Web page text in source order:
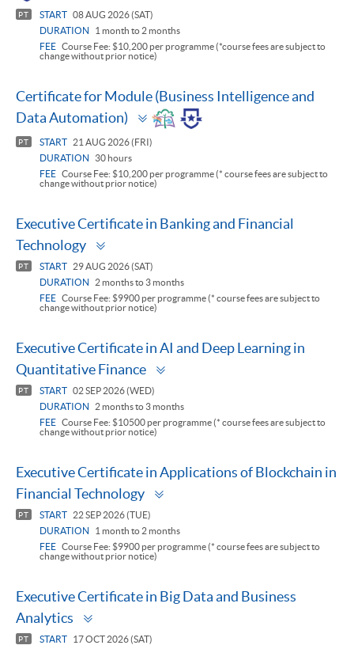
PT START 08 AUG 2026 (SAT)
DURATION
1 month to 2 months
FEE Course Fee: $10,200 per programme (*course fees are subject to
change without prior notice)
Certificate for Module (Business Intelligence and
Data Automation)
Toggle
panel
PT START
21 AUG 2026 (FRI)
DURATION
30 hours
FEE Course Fee: $10,200 per programme (* course fees are subject to
change without prior notice)
Executive Certificate in Banking and Financial
Technology
PT START
29 AUG 2026 (SAT)
DURATION
2 months to 3 months
FEE Course Fee: $9900 per programme (* course fees are subject to
change without prior notice)
Executive Certificate in AI and Deep Learning in
Quantitative Finance
PT START 02 SEP 2026 (WED)
DURATION
2 months to 3 months
FEE Course Fee: $10500 per programme (* course fees are subject to
change without prior notice)
Executive Certificate in Applications of Blockchain in
Financial Technology
PT START
22 SEP 2026 (TUE)
DURATION
1 month to 2 months
FEE Course Fee: $9900 per programme (* course fees are subject to
change without prior notice)
Executive Certificate in Big Data and Business
Analytics
PT START
17 OCT 2026 (SAT)